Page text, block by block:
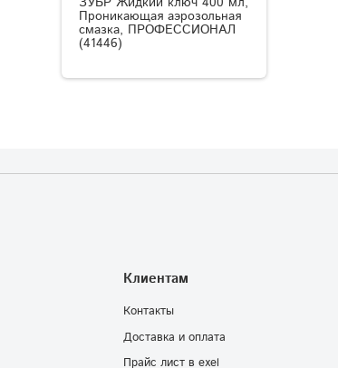
Проникающая аэрозольная
смазка, ПРОФЕССИОНАЛ
(41446)
Клиентам
Контакты
Доставка и оплата
Прайс лист в exel